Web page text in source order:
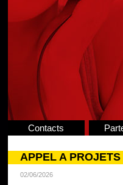
Contacts
APPEL A
02/06/2026